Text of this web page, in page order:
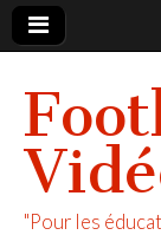
"Pour les